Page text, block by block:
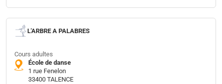
L'ARBRE A PALABRES
Cours adultes
École de danse
1 rue Fenelon
33400 TALENCE